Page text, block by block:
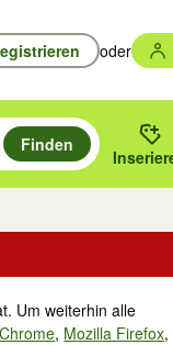
oder
und mit
zu suchen, oder
gewählten Orts oder
Finden
Um weiterhin alle
, Mozilla Firefox,